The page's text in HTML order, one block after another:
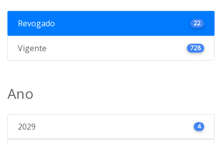
Revogado 22
Vigente 728
Ano
2029 4